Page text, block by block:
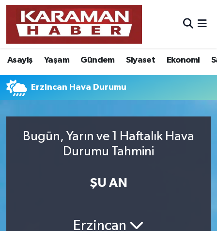
Asayiş Yaşam Gündem Siyaset Ekonomi
Erzincan Hava Durumu
Bugün, Yarın ve 1 Haftalık Hava
Durumu Tahmini
ŞU AN
Erzincan
Asayiş
Bilim - Teknoloji
Eğitim
Foto Galeri
Nöbetçi Eczaneler
Hava Durumu
Karaman Namaz Vakitleri
Süper Lig Puan Durumu ve Fikstür
Son Dakika Haberleri